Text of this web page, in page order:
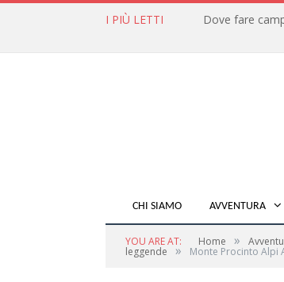
I PIÙ LETTI
CHI SIAMO AVVENTURA
YOU ARE AT: Home »
leggende » Monte Procinto Alpi